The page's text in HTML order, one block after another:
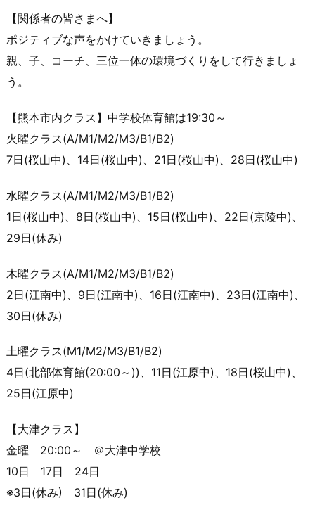
【関係者の皆さまへ】
ポジティブな声をかけていきましょう。
親、子、コーチ、三位一体の環境づくりをして行きましょ
う。
【熊本市内クラス】中学校体育館は19:30～
火曜クラス(A/M1/M2/M3/B1/B2)
7日(桜山中)、14日(桜山中)、21日(桜山中)、28日(桜山中)
水曜クラス(A/M1/M2/M3/B1/B2)
1日(桜山中)、8日(桜山中)、15日(桜山中)、22日(京陵中)、
29日(休み)
木曜クラス(A/M1/M2/M3/B1/B2)
2日(江南中)、9日(江南中)、16日(江南中)、23日(江南中)、
30日(休み)
土曜クラス(M1/M2/M3/B1/B2)
4日(北部体育館(20:00～))、11日(江原中)、18日(桜山中)、
25日(江原中)
【大津クラス】
金曜 20:00～ ＠大津中学校
10日 17日 24日
※3日(休み) 31日(休み)